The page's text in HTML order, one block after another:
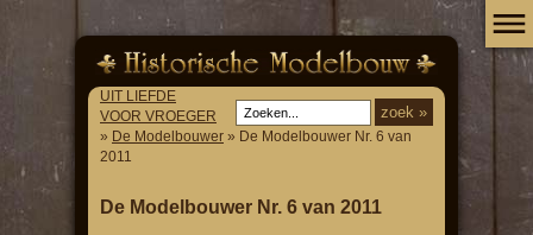
UIT LIEFDE
VOOR VROEGER
» De Modelbouwer » De Modelbouwer Nr. 6 van
2011
De Modelbouwer Nr. 6 van 2011